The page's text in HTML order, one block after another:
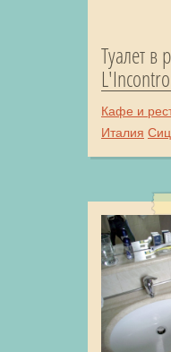
Туалет в
L'Incontro
Кафе и
Италия